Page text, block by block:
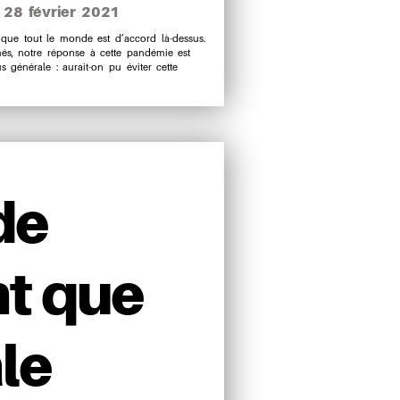
28 février 2021
tout le monde est d’accord là-dessus.
notre réponse à cette pandémie est
générale : aurait-on pu éviter cette
que